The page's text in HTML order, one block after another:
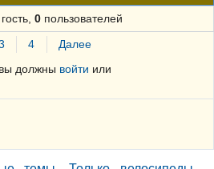
0пользователей
4
Далее
вы должны войти или